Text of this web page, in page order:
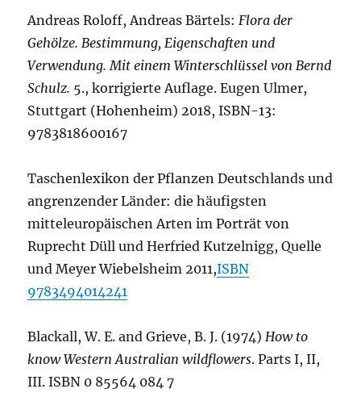
Andreas Roloff, Andreas Bärtels: Flora der
Gehölze. Bestimmung, Eigenschaften und
Verwendung. Mit einem Winterschlüssel von Bernd
Schulz. 5., korrigierte Auflage. Eugen Ulmer,
Stuttgart (Hohenheim) 2018, ISBN-13:
9783818600167
Taschenlexikon der Pflanzen Deutschlands und
angrenzender Länder: die häufigsten
mitteleuropäischen Arten im Porträt von
Ruprecht Düll und Herfried Kutzelnigg, Quelle
und Meyer Wiebelsheim 2011,ISBN
9783494014241
Blackall, W. E. and Grieve, B. J. (1974) How to
know Western Australian wildflowers. Parts I, II,
III. ISBN 0 85564 084 7